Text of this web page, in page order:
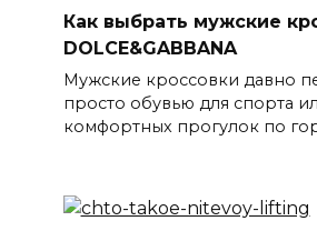
Как выбрать мужские
DOLCE&GABBANA
Мужские кроссовки давно
просто обувью для спорта
комфортных прогулок по